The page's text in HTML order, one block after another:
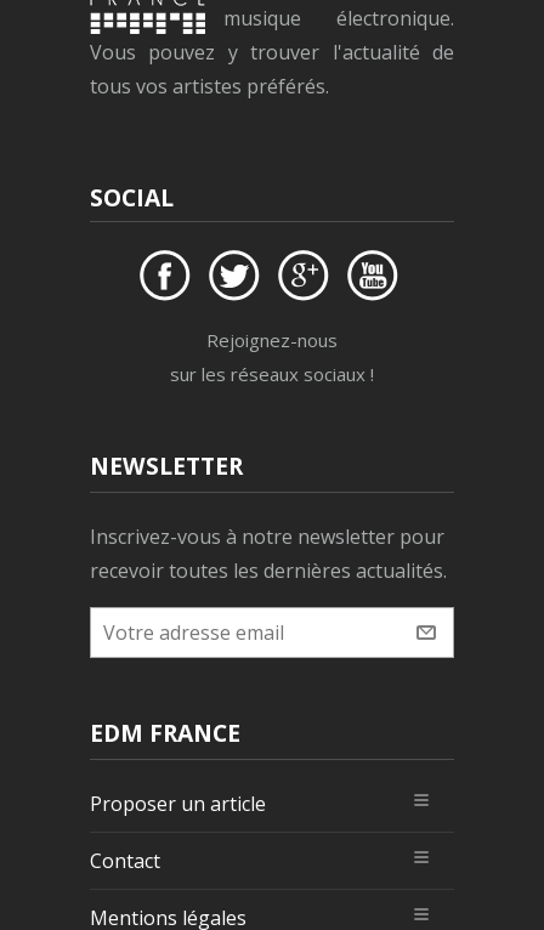
musique électronique.
Vous pouvez y trouver l'actualité de
tous vos artistes préférés.
SOCIAL
Rejoignez-nous
sur les réseaux sociaux !
NEWSLETTER
Inscrivez-vous à notre newsletter pour
recevoir toutes les dernières actualités.
EDM FRANCE
Proposer un article
Contact
Mentions légales